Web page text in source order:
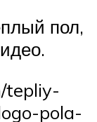
пол,
tepliy-
pola-